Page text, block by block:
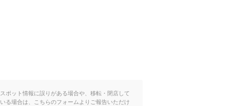
スポット情報に誤りがある場合や、移転・閉店して
いる場合は、こちらのフォームよりご報告いただけ